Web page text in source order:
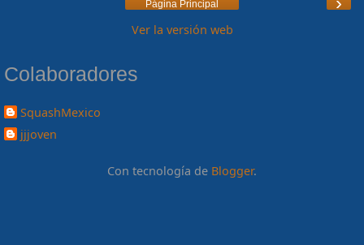
Página Principal
Ver la versión web
Colaboradores
SquashMexico
jjjoven
Con tecnología de Blogger.